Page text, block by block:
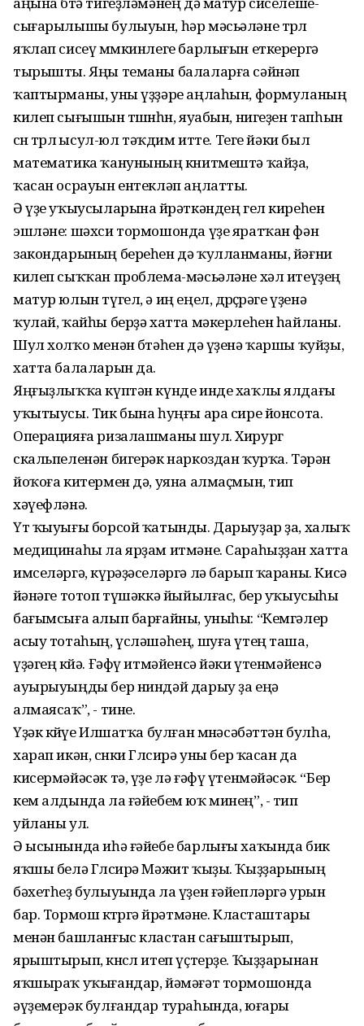
сығарылышы булыуын, һәр мәсьәләне төрлө
яҡлап сисеү мөмкинлеге барлығын еткерергә
тырышты. Яңы теманы балаларға сәйнәп
ҡаптырманы, уны үҙҙәре аңлаһын, формуланың
килеп сығышын төшөнһөн, яуабын, нигеҙен тапһын
өсөн төрлө ысул-юл тәҡдим итте. Теге йәки был
математика ҡанунының көнитмештә ҡайҙа,
ҡасан осрауын ентекләп аңлатты.
Ә үҙе уҡыусыларына өйрәткәндең гел киреһен
эшләне: шәхси тормошонда үҙе яратҡан фән
закондарының береһен дә ҡулланманы, йәғни
килеп сыҡҡан проблема-мәсьәләне хәл итеүҙең
матур юлын түгел, ә иң еңел, дөрөҫөрәге үҙенә
ҡулай, ҡайһы берҙә хатта мәкерлеһен һайланы.
Шул холҡо менән бөтәһен дә үҙенә ҡаршы ҡуйҙы,
хатта балаларын да.
Яңғыҙлыҡҡа күптән күнде инде хаҡлы ялдағы
уҡытыусы. Тик бына һуңғы ара сире йонсота.
Операцияға ризалашманы шул. Хирург
скальпеленән бигерәк наркоздан ҡурҡа. Тәрән
йоҡоға китермен дә, уяна алмаҫмын, тип
хәүефләнә.
Үт ҡыуығы борсой ҡатынды. Дарыуҙар ҙа, халыҡ
медицинаһы ла ярҙам итмәне. Сараһыҙҙан хатта
имселәргә, күрәҙәселәргә лә барып ҡараны. Кисә
өйәнәге тотоп түшәккә йыйылғас, бер уҡыусыһы
бағымсыға алып барғайны, уныһы: “Кемгәлер
асыу тотаһың, үсләшәһең, шуға үтең таша,
үҙәгең көйә. Ғәфү итмәйенсә йәки үтенмәйенсә
ауырыуыңды бер ниндәй дарыу ҙа еңә
алмаясаҡ”, - тине.
Үҙәк көйөүе Илшатҡа булған мөнәсәбәттән булһа,
харап икән, сөнки Гөлсирә уны бер ҡасан да
кисермәйәсәк тә, үҙе лә ғәфү үтенмәйәсәк. “Бер
кем алдында ла ғәйебем юҡ минең”, - тип
уйланы ул.
Ә ысынында иһә ғәйебе барлығы хаҡында бик
яҡшы белә Гөлсирә Мәжит ҡыҙы. Ҡыҙҙарының
бәхетһеҙ булыуында ла үҙен ғәйепләргә урын
бар. Тормош көтөргә өйрәтмәне. Класташтары
менән башланғыс кластан сағыштырып,
ярыштырып, көнсөл итеп үҫтерҙе. Ҡыҙҙарынан
яҡшыраҡ уҡығандар, йәмәғәт тормошонда
әүҙемерәк булғандар тураһында, юғары